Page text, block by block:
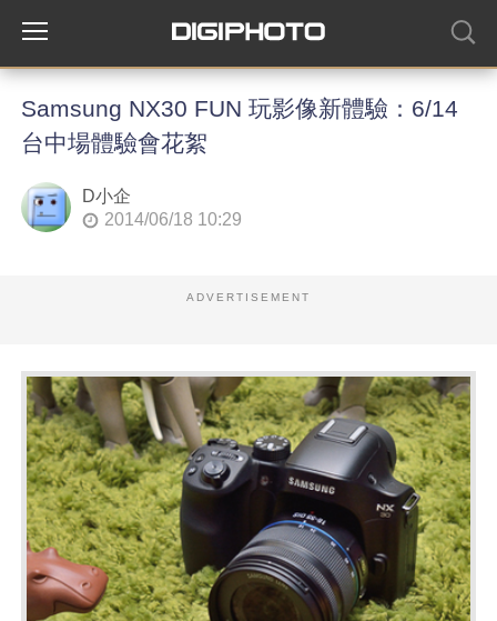
Samsung NX30 FUN 玩影像新體驗：6/14
台中場體驗會花絮
D小企
2014/06/18 10:29
ADVERTISEMENT